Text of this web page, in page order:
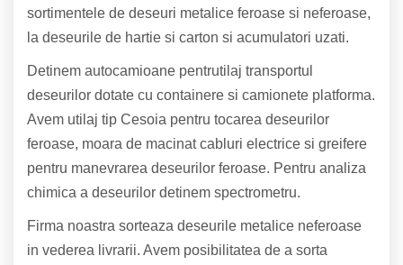
sortimentele de deseuri metalice feroase si neferoase,
la deseurile de hartie si carton si acumulatori uzati.
Detinem autocamioane pentrutilaj transportul
deseurilor dotate cu containere si camionete platforma.
Avem utilaj tip Cesoia pentru tocarea deseurilor
feroase, moara de macinat cabluri electrice si greifere
pentru manevrarea deseurilor feroase. Pentru analiza
chimica a deseurilor detinem spectrometru.
Firma noastra sorteaza deseurile metalice neferoase
in vederea livrarii. Avem posibilitatea de a sorta